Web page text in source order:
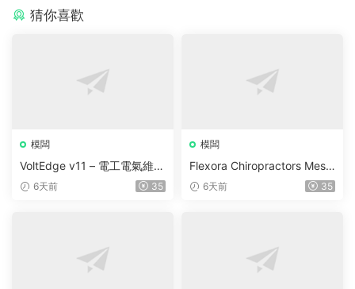
猜你喜歡
模闆
VoltEdge v11 – 電工電氣維修
WordPress 主題
6天前 35
模闆
Flexora Chiropractors Mess
age and Physical Therapist
6天前 35